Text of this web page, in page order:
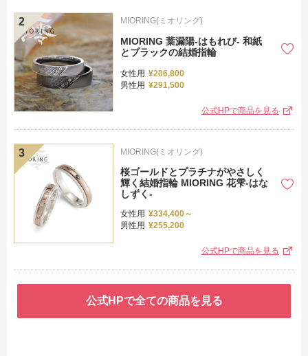
MIORING(ミオリング)
MIORING 葉漏陽-はもれび- 和紙
とブラックの結婚指輪
女性用 ¥206,800
男性用 ¥291,500
公式HPで商品を見る
MIORING(ミオリング)
桜ゴールドとプラチナがやさしく
輝く結婚指輪 MIORING 花雫-はな
しずく-
女性用 ¥334,400～
男性用 ¥255,200
公式HPで商品を見る
公式HPで全ての商品を見る